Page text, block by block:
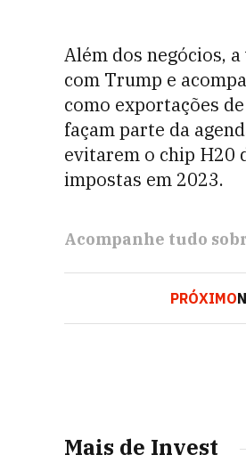
Além dos negócios,
com Trump e
como exportações
façam parte da
evitarem o chip H20
impostas em 2023.
Acompanhe tudo
PRÓXIMO
Mais de Invest